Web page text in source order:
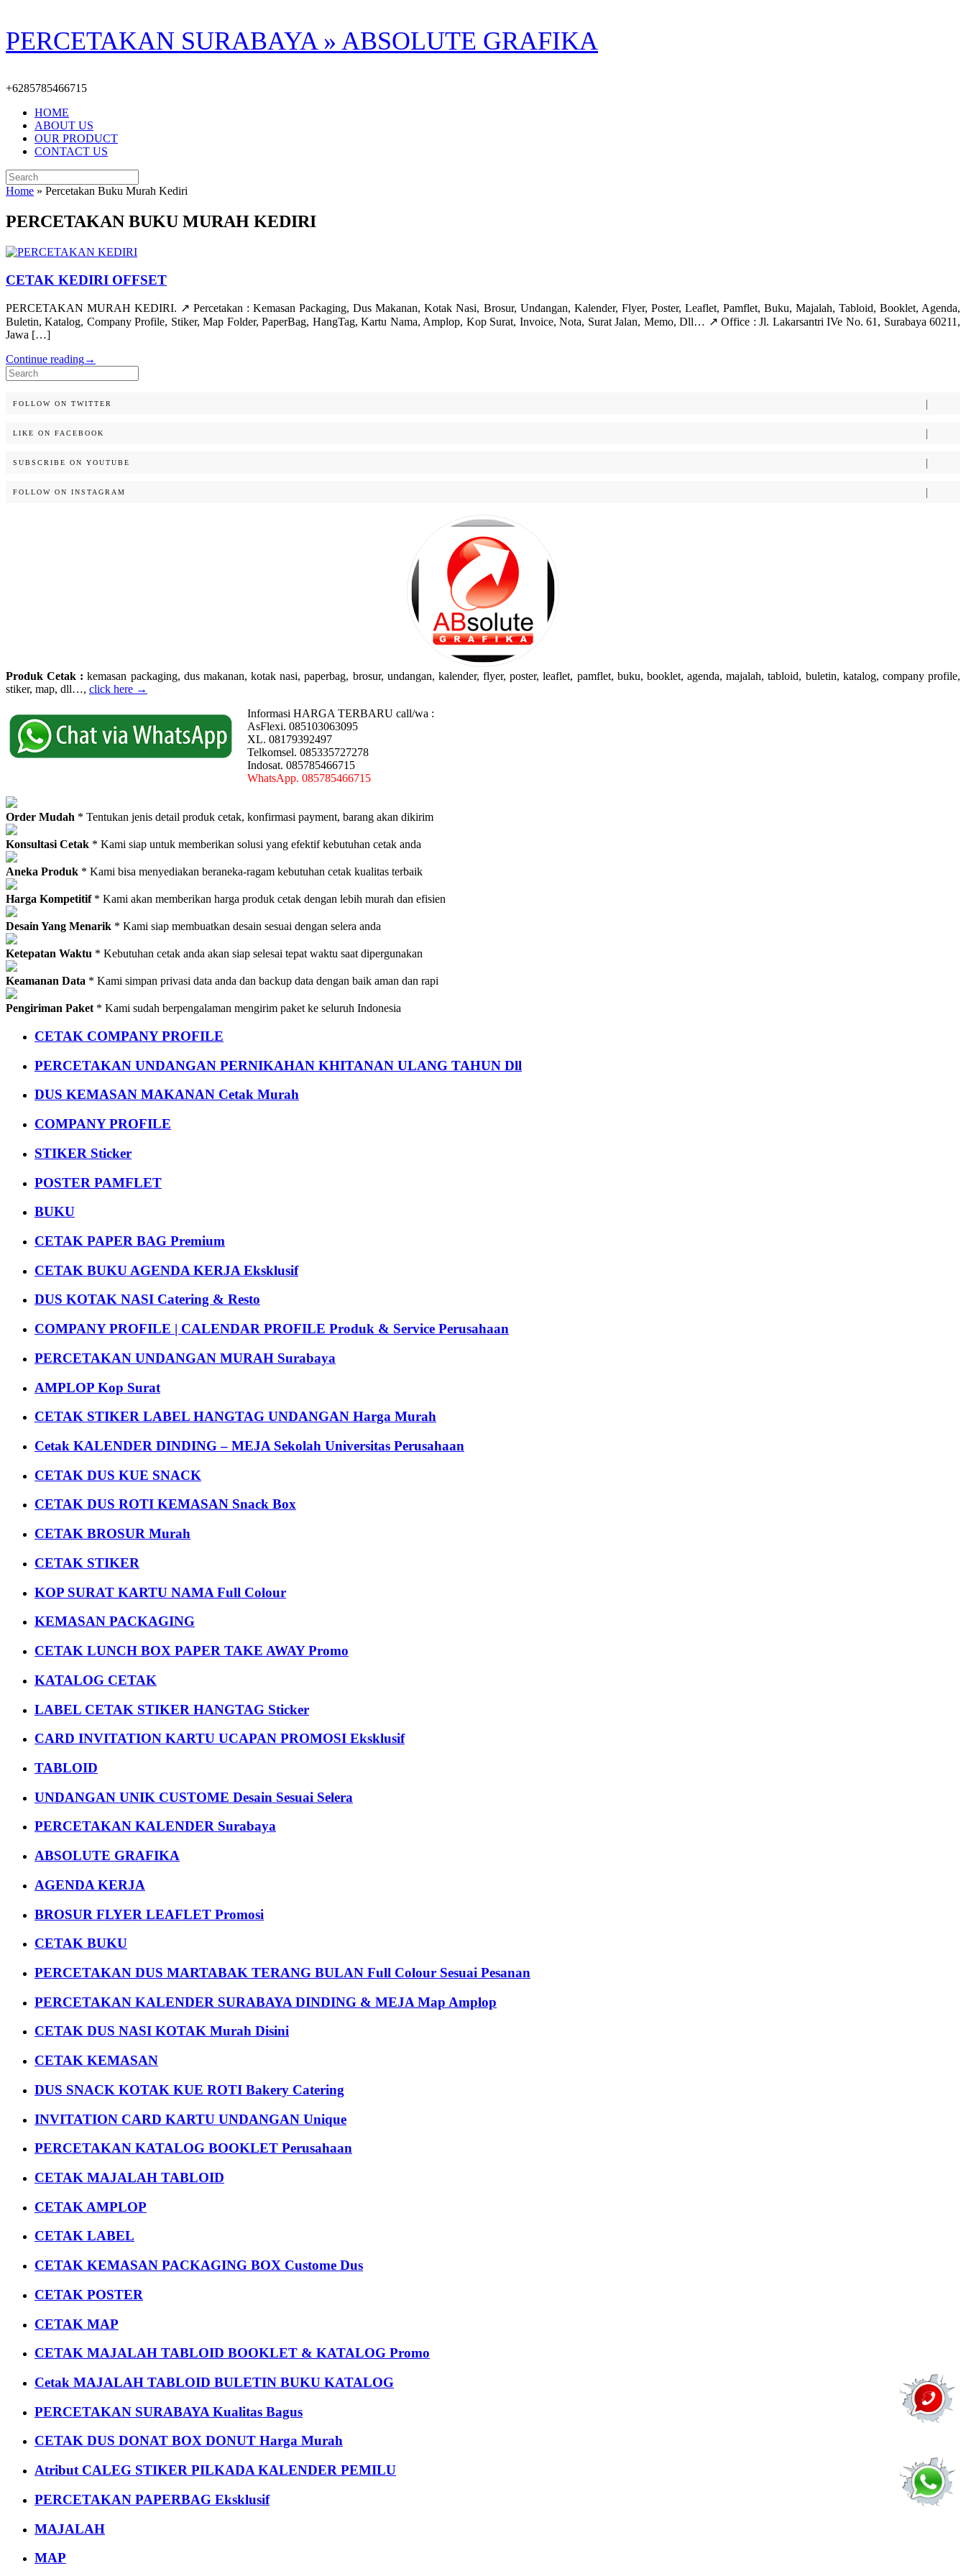
Skip
to
content
PERCETAKAN SURABAYA » ABSOLUTE GRAFIKA
+6285785466715
HOME
ABOUT US
OUR PRODUCT
CONTACT US
Search
for:
Home » Percetakan Buku Murah Kediri
PERCETAKAN BUKU MURAH KEDIRI
CETAK KEDIRI OFFSET
PERCETAKAN MURAH KEDIRI. ↗️ Percetakan : Kemasan Packaging, Dus Makanan, Kotak Nasi, Brosur, Undangan, Kalender, Flyer, Poster, Leaflet, Pamflet, Buku, Majalah, Tabloid, Booklet, Agenda,
Buletin, Katalog, Company Profile, Stiker, Map Folder, PaperBag, HangTag, Kartu Nama, Amplop, Kop Surat, Invoice, Nota, Surat Jalan, Memo, Dll… ↗️ Office : Jl. Lakarsantri IVe No. 61, Surabaya 60211,
Jawa […]
Continue reading→
Search
for:
FOLLOW ON TWITTER
LIKE ON FACEBOOK
SUBSCRIBE ON YOUTUBE
FOLLOW ON INSTAGRAM
Produk Cetak : kemasan packaging, dus makanan, kotak nasi, paperbag, brosur, undangan, kalender, flyer, poster, leaflet, pamflet, buku, booklet, agenda, majalah, tabloid, buletin, katalog, company profile,
stiker, map, dll…, click here →
Informasi HARGA TERBARU call/wa :
AsFlexi. 085103063095
XL. 08179392497
Telkomsel. 085335727278
Indosat. 085785466715
WhatsApp. 085785466715
Order Mudah * Tentukan jenis detail produk cetak, konfirmasi payment, barang akan dikirim
Konsultasi Cetak * Kami siap untuk memberikan solusi yang efektif kebutuhan cetak anda
Aneka Produk * Kami bisa menyediakan beraneka-ragam kebutuhan cetak kualitas terbaik
Harga Kompetitif* Kami akan memberikan harga produk cetak dengan lebih murah dan efisien
Desain Yang Menarik * Kami siap membuatkan desain sesuai dengan selera anda
Ketepatan Waktu * Kebutuhan cetak anda akan siap selesai tepat waktu saat dipergunakan
Keamanan Data * Kami simpan privasi data anda dan backup data dengan baik aman dan rapi
Pengiriman Paket * Kami sudah berpengalaman mengirim paket ke seluruh Indonesia
CETAK COMPANY PROFILE
PERCETAKAN UNDANGAN PERNIKAHAN KHITANAN ULANG TAHUN Dll
DUS KEMASAN MAKANAN Cetak Murah
COMPANY PROFILE
STIKER Sticker
POSTER PAMFLET
BUKU
CETAK PAPER BAG Premium
CETAK BUKU AGENDA KERJA Eksklusif
DUS KOTAK NASI Catering & Resto
COMPANY PROFILE | CALENDAR PROFILE Produk & Service Perusahaan
PERCETAKAN UNDANGAN MURAH Surabaya
AMPLOP Kop Surat
CETAK STIKER LABEL HANGTAG UNDANGAN Harga Murah
Cetak KALENDER DINDING – MEJA Sekolah Universitas Perusahaan
CETAK DUS KUE SNACK
CETAK DUS ROTI KEMASAN Snack Box
CETAK BROSUR Murah
CETAK STIKER
KOP SURAT KARTU NAMA Full Colour
KEMASAN PACKAGING
CETAK LUNCH BOX PAPER TAKE AWAY Promo
KATALOG CETAK
LABEL CETAK STIKER HANGTAG Sticker
CARD INVITATION KARTU UCAPAN PROMOSI Eksklusif
TABLOID
UNDANGAN UNIK CUSTOME Desain Sesuai Selera
PERCETAKAN KALENDER Surabaya
ABSOLUTE GRAFIKA
AGENDA KERJA
BROSUR FLYER LEAFLET Promosi
CETAK BUKU
PERCETAKAN DUS MARTABAK TERANG BULAN Full Colour Sesuai Pesanan
PERCETAKAN KALENDER SURABAYA DINDING & MEJA Map Amplop
CETAK DUS NASI KOTAK Murah Disini
CETAK KEMASAN
DUS SNACK KOTAK KUE ROTI Bakery Catering
INVITATION CARD KARTU UNDANGAN Unique
PERCETAKAN KATALOG BOOKLET Perusahaan
CETAK MAJALAH TABLOID
CETAK AMPLOP
CETAK LABEL
CETAK KEMASAN PACKAGING BOX Custome Dus
CETAK POSTER
CETAK MAP
CETAK MAJALAH TABLOID BOOKLET & KATALOG Promo
Cetak MAJALAH TABLOID BULETIN BUKU KATALOG
PERCETAKAN SURABAYA Kualitas Bagus
CETAK DUS DONAT BOX DONUT Harga Murah
Atribut CALEG STIKER PILKADA KALENDER PEMILU
PERCETAKAN PAPERBAG Eksklusif
MAJALAH
MAP